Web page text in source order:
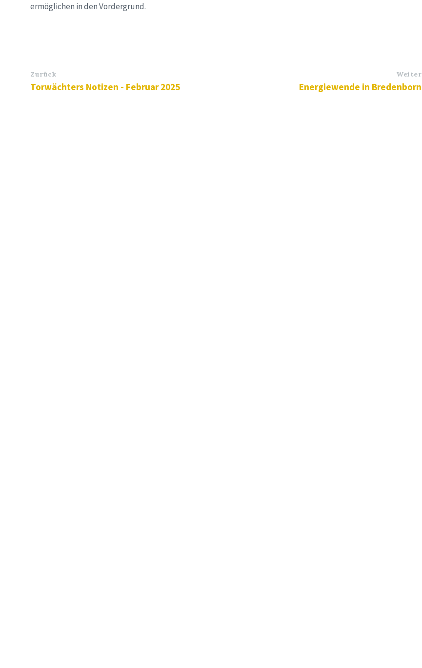
ermöglichen in den Vordergrund.
Zurück
Torwächters Notizen - Februar 2025
Weiter
Energiewende in Bredenborn